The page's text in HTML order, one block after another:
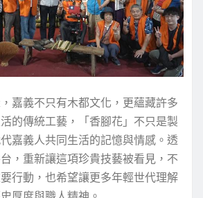
嘉義不只有木都文化，更蘊藏許多
的傳統工藝，「香腳花」不只是製
嘉義人共同生活的記憶與情感。透
，重新讓這項珍貴技藝被看見，不
行動，也希望讓更多年輕世代理解